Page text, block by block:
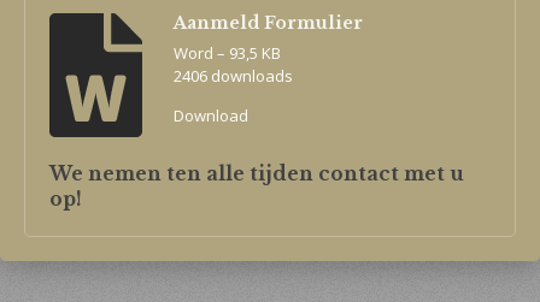
Aanmeld Formulier
Word – 93,5 KB
2406 downloads
Download
We nemen ten alle tijden contact met u
op!